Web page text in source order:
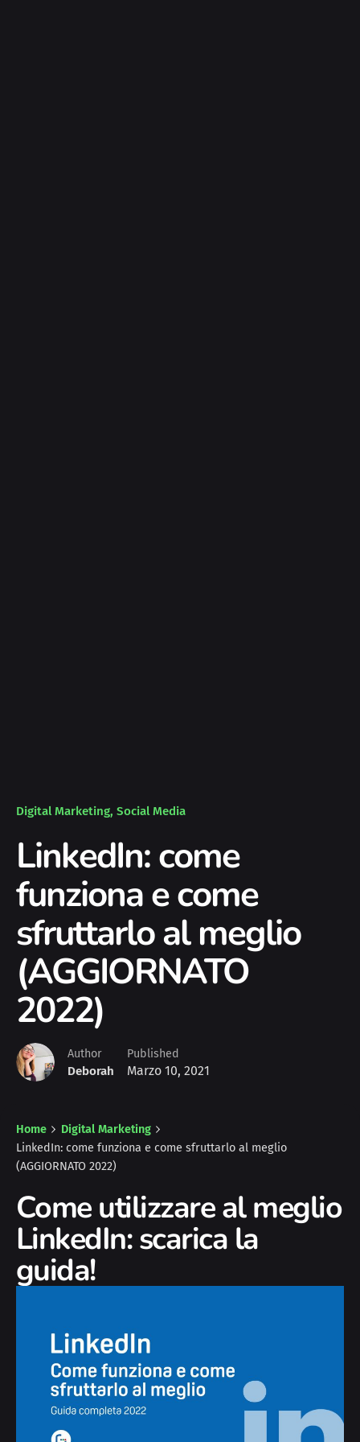
Digital Marketing Social Media
LinkedIn: come
funziona e come
sfruttarlo al meglio
(AGGIORNATO
2022)
Author
Deborah
Published
Marzo 10, 2021
Home
Digital Marketing
LinkedIn: come funziona e come sfruttarlo al meglio
(AGGIORNATO 2022)
Come utilizzare al meglio
LinkedIn: scarica la
guida!